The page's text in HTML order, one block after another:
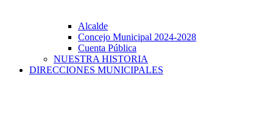
Alcalde
Concejo Municipal 2024-2028
Cuenta Pública
NUESTRA HISTORIA
DIRECCIONES MUNICIPALES